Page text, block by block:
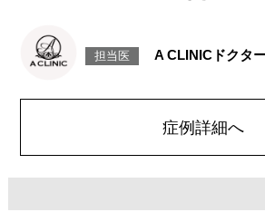
施術時間：約15分程
リスク、副作用：腫れ、赤み、内出血、痛み、
は1〜2週間ほどお控えください。ボトックス注
は2か月避妊して頂くようお願いします。
施術名：唇のヒアルロン酸注射
担当医 A CLINICドクタ
症例詳細へ